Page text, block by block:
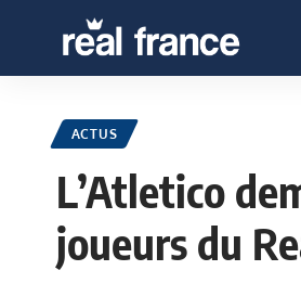
ACTUS
L’Atletico
joueurs du